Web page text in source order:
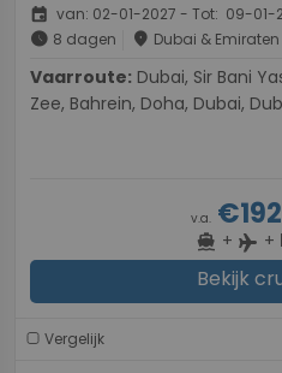
event van: 02-01-2027 - Tot: 09-01-
schedule 8 dagen place Dubai & Emiraten
Vaarroute:
Zee, Bahrein, Doha, Dubai,
v.a.
directions_boat + flight +
Bekijk
Vergelijk